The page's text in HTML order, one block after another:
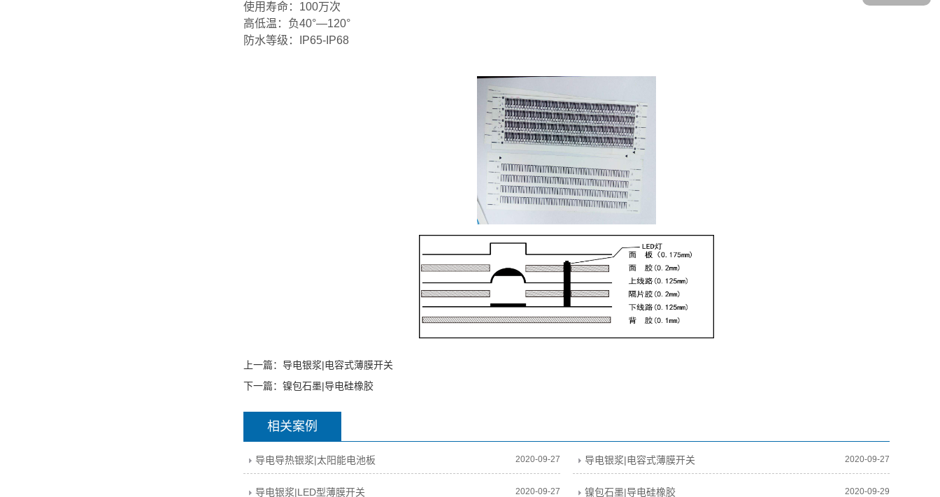
使用寿命：100万次
高低温：负40°—120°
防水等级：IP65-IP68
上一篇： 导电银浆|电容式薄膜开关
下一篇： 镍包石墨|导电硅橡胶
相关案例
导电导热银浆|太阳能电池板 2020-09-27 导电银浆|电容式薄膜开关 2020-09-27
导电银浆|LED型薄膜开关 2020-09-27 镍包石墨|导电硅橡胶 2020-09-29